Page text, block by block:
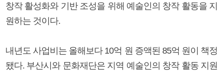
창작 활성화와 기반 조성을 위해 예술인의 창작 활동을 지
원하는 것이다.
내년도 사업비는 올해보다 10억 원 증액된 85억 원이 책정
됐다. 부산시와 문화재단은 지역 예술인의 창작 활동 지원